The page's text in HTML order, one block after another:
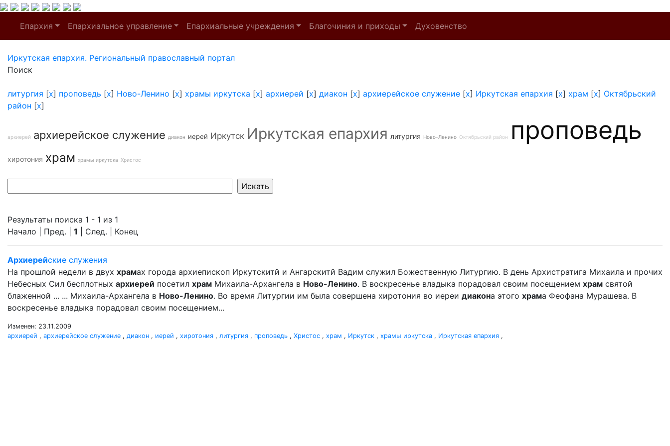
Епархия Епархиальное управление Епархиальные учреждения Благочиния и приходы Духовенство
Иркутская епархия. Региональный православный портал
Поиск
литургия [x] проповедь [x] Ново-Ленино [x] храмы иркутска [x] архиерей [x] диакон [x] архиерейское служение [x] Иркутская епархия [x] храм [x] Октябрьский
район [x]
архиерей архиерейское служение диакон иерей Иркутск Иркутская епархия литургия Ново-Ленино Октябрьский район проповедь
хиротония храм храмы иркутска Христос
Результаты поиска 1 - 1 из 1
Начало | Пред. | 1 | След. | Конец
Архиерейские служения
На прошлой недели в двух храмах города архиепископ Иркутскитй и Ангарскитй Вадим служил Божественную Литургию. В день Архистратига Михаила и прочих
Небесных Сил бесплотных архиерей посетил храм Михаила-Архангела в Ново-Ленино. В воскресенье владыка порадовал своим посещением храм святой
блаженной ... ... Михаила-Архангела в Ново-Ленино. Во время Литургии им была совершена хиротония во иереи диакона этого храма Феофана Мурашева. В
воскресенье владыка порадовал своим посещением...
Изменен: 23.11.2009
архиерей , архиерейское служение , диакон , иерей , хиротония , литургия , проповедь , Христос , храм , Иркутск , храмы иркутска , Иркутская епархия ,